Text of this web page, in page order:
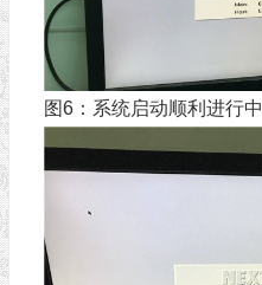
图6：系统启动顺利进行中